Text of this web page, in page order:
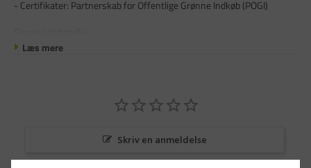
- Certifikater: Partnerskab for Offentlige Grønne Indkøb (POGI)
Læs mere
Skriv en anmeldelse